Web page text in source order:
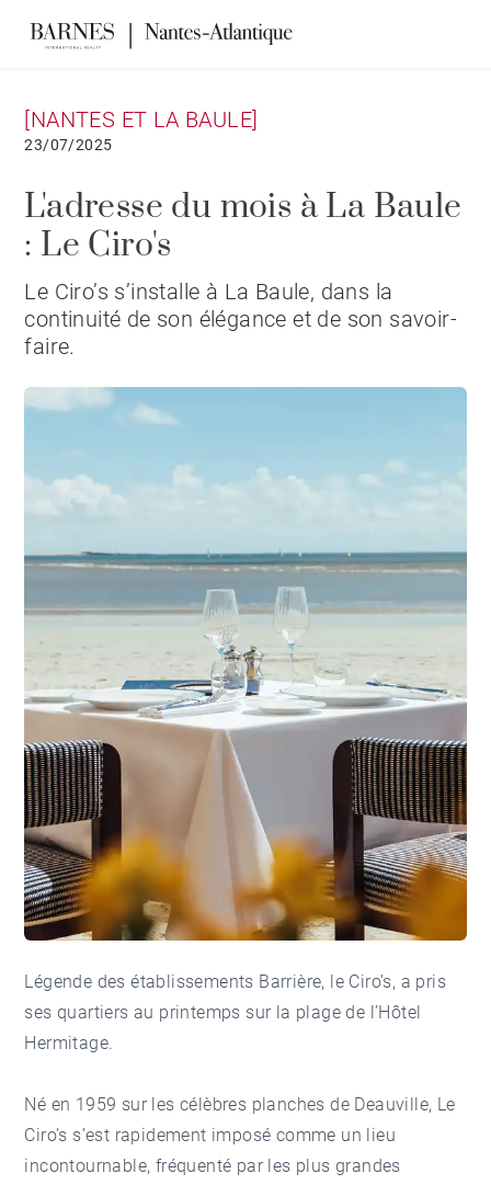
[NANTES ET LA BAULE]
23/07/2025
L'adresse du mois à La Baule
: Le Ciro's
Le Ciro’s s’installe à La Baule, dans la
continuité de son élégance et de son savoir-
faire.
Légende des établissements Barrière, le Ciro’s, a pris
ses quartiers au printemps sur la plage de l’Hôtel
Hermitage.
Né en 1959 sur les célèbres planches de Deauville, Le
Ciro’s s’est rapidement imposé comme un lieu
incontournable, fréquenté par les plus grandes